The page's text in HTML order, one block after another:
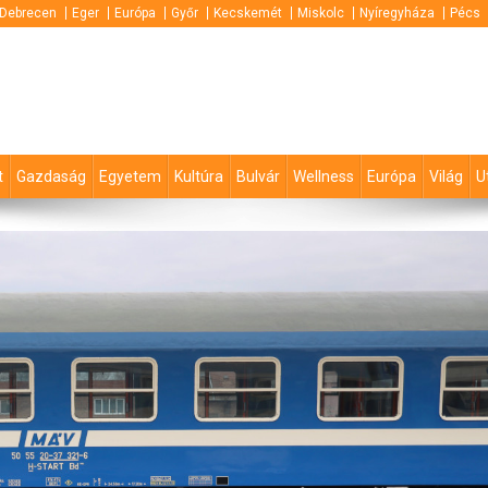
Debrecen Eger Európa Győr Kecskemét Miskolc Nyíregyháza Pécs
Gazdaság Egyetem Kultúra Bulvár Wellness Európa Világ